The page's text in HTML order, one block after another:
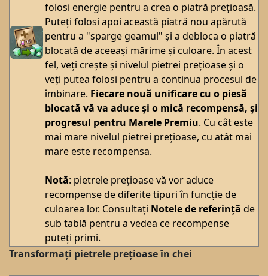
folosi energie pentru a crea o piatră prețioasă.
Puteți folosi apoi această piatră nou apărută
pentru a "sparge geamul" și a debloca o piatră
blocată de aceeași mărime și culoare. În acest
fel, veți crește și nivelul pietrei prețioase și o
veți putea folosi pentru a continua procesul de
îmbinare. Fiecare nouă unificare cu o piesă
blocată vă va aduce și o mică recompensă, și
progresul pentru Marele Premiu. Cu cât este
mai mare nivelul pietrei prețioase, cu atât mai
mare este recompensa.
Notă: pietrele prețioase vă vor aduce
recompense de diferite tipuri în funcție de
culoarea lor. Consultați Notele de referință de
sub tablă pentru a vedea ce recompense
puteți primi.
Transformați pietrele prețioase în chei